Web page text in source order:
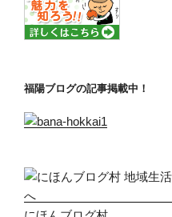
福陽ブログの記事掲載中！